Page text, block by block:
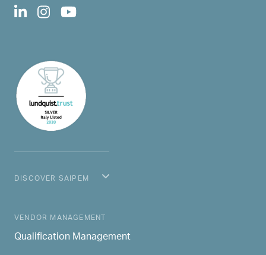
DISCOVER SAIPEM
MAIN NAVIGATION
VENDOR MANAGEMENT
Qualification Management